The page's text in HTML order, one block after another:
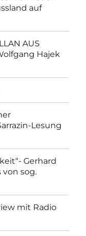
auf
AUS
Hajek
Lesung
Gerhard
von sog.
mit Radio